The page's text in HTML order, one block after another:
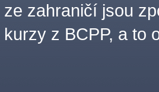
ze zahraničí jsou
kurzy z BCPP, a to